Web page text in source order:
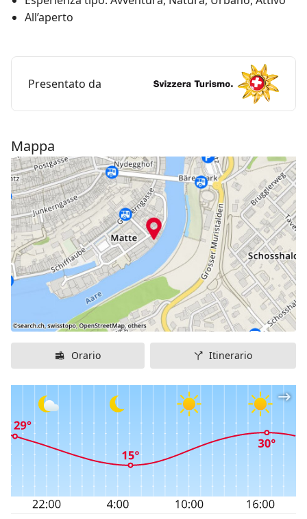
percorsi quasi a livello del suolo, mentre per i più
coraggiosi il "Powerfan" fornirà qualche brivido in più,
All’aperto
Presentato da
Mappa
Orario Itinerario